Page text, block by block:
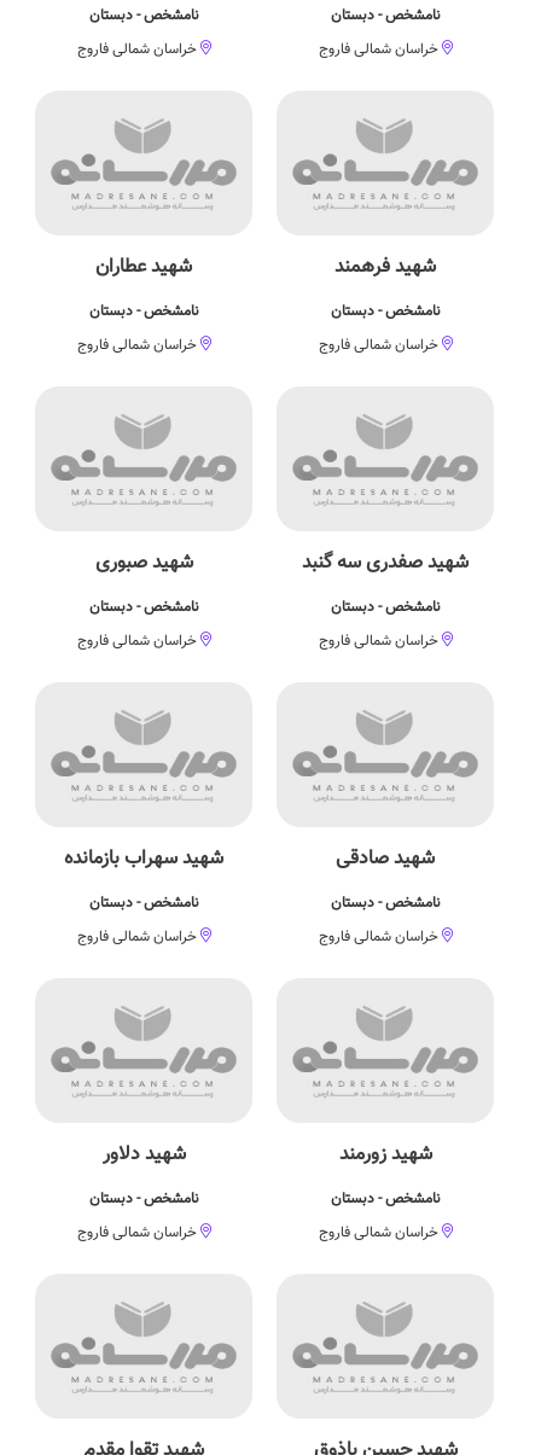
نامشخص - دبستان
خراسان شمالی فاروج
نامشخص - دبستان
خراسان شمالی فاروج
شهید فرهمند
نامشخص - دبستان
خراسان شمالی فاروج
شهید عطاران
نامشخص - دبستان
خراسان شمالی فاروج
شهید صفدری سه گنبد
نامشخص - دبستان
خراسان شمالی فاروج
شهید صبوری
نامشخص - دبستان
خراسان شمالی فاروج
شهید صادقی
نامشخص - دبستان
خراسان شمالی فاروج
شهید سهراب بازمانده
نامشخص - دبستان
خراسان شمالی فاروج
شهید زورمند
نامشخص - دبستان
خراسان شمالی فاروج
شهید دلاور
نامشخص - دبستان
خراسان شمالی فاروج